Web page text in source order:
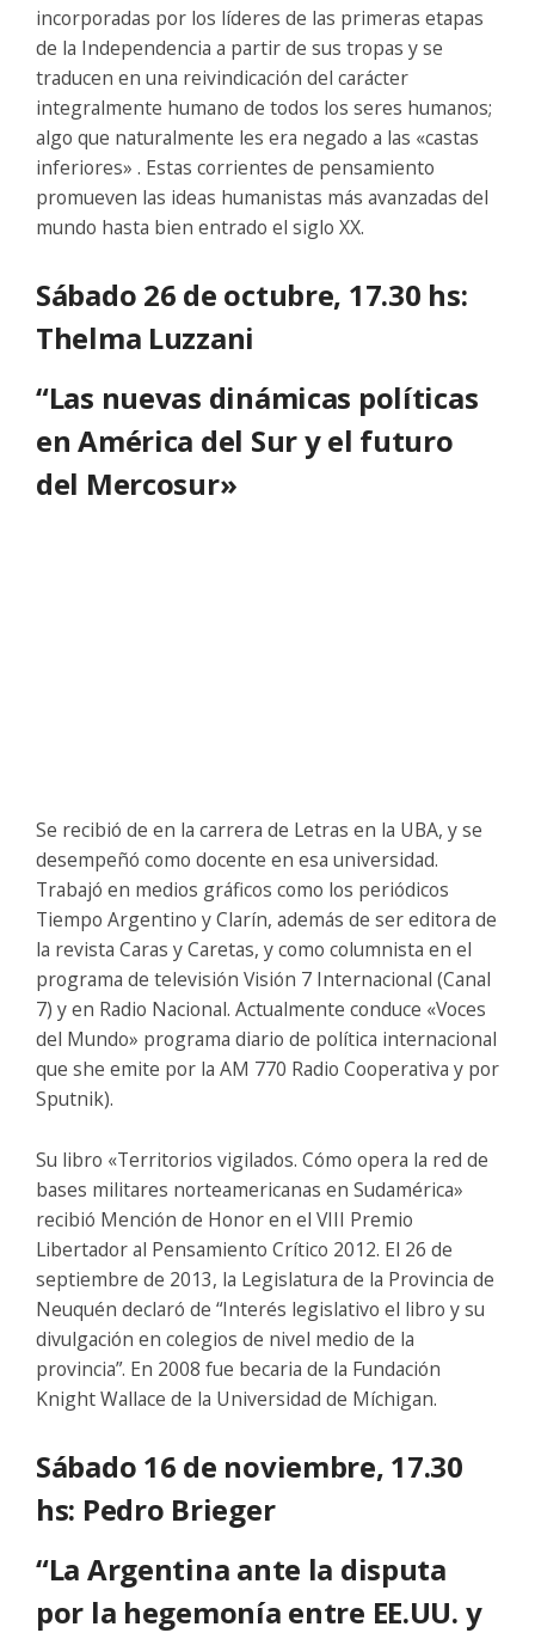
incorporadas por los líderes de las primeras etapas
de la Independencia a partir de sus tropas y se
traducen en una reivindicación del carácter
integralmente humano de todos los seres humanos;
algo que naturalmente les era negado a las «castas
inferiores» . Estas corrientes de pensamiento
promueven las ideas humanistas más avanzadas del
mundo hasta bien entrado el siglo XX.
Sábado 26 de octubre, 17.30 hs:
Thelma Luzzani
“Las nuevas dinámicas políticas
en América del Sur y el futuro
del Mercosur»
Se recibió de en la carrera de Letras en la UBA, y se
desempeñó como docente en esa universidad.
Trabajó en medios gráficos como los periódicos
Tiempo Argentino y Clarín, además de ser editora de
la revista Caras y Caretas, y como columnista en el
programa de televisión Visión 7 Internacional (Canal
7) y en Radio Nacional. Actualmente conduce «Voces
del Mundo» programa diario de política internacional
que she emite por la AM 770 Radio Cooperativa y por
Sputnik).
Su libro «Territorios vigilados. Cómo opera la red de
bases militares norteamericanas en Sudamérica»
recibió Mención de Honor en el VIII Premio
Libertador al Pensamiento Crítico 2012. El 26 de
septiembre de 2013, la Legislatura de la Provincia de
Neuquén declaró de “Interés legislativo el libro y su
divulgación en colegios de nivel medio de la
provincia”. En 2008 fue becaria de la Fundación
Knight Wallace de la Universidad de Míchigan.
Sábado 16 de noviembre, 17.30
hs: Pedro Brieger
“La Argentina ante la disputa
por la hegemonía entre EE.UU. y